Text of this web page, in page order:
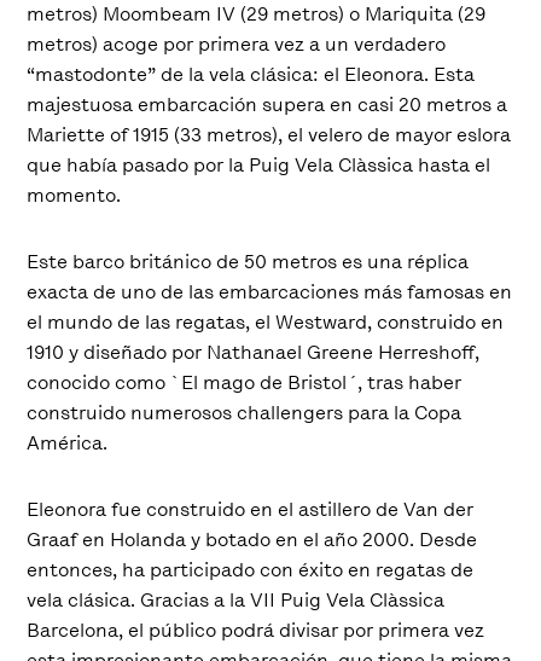
metros) Moombeam IV (29 metros) o Mariquita (29
metros) acoge por primera vez a un verdadero
“mastodonte” de la vela clásica: el Eleonora. Esta
majestuosa embarcación supera en casi 20 metros a
Mariette of 1915 (33 metros), el velero de mayor eslora
que había pasado por la Puig Vela Clàssica hasta el
momento.
Este barco británico de 50 metros es una réplica
exacta de uno de las embarcaciones más famosas en
el mundo de las regatas, el Westward, construido en
1910 y diseñado por Nathanael Greene Herreshoff,
conocido como `El mago de Bristol´, tras haber
construido numerosos challengers para la Copa
América.
Eleonora fue construido en el astillero de Van der
Graaf en Holanda y botado en el año 2000. Desde
entonces, ha participado con éxito en regatas de
vela clásica. Gracias a la VII Puig Vela Clàssica
Barcelona, el público podrá divisar por primera vez